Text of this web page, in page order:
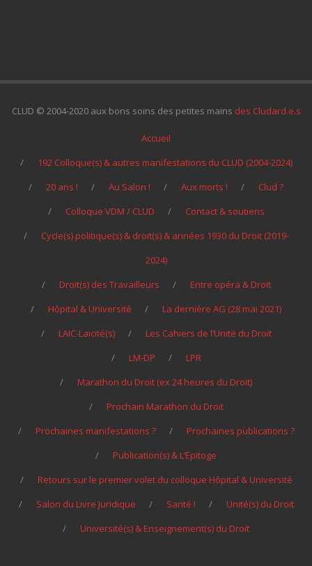
CLUD © 2004-2020 aux bons soins des petites mains des Cludard.e.s
Accueil
192 Colloque(s) & autres manifestations du CLUD (2004-2024)
20 ans !
Au Salon ! Aux morts !
Clud ?
Colloque VDM / CLUD
Contact & soutiens
Cycle(s) politique(s) & droit(s) & années 1930 du Droit (2019-
2024)
Droit(s) des Travailleurs
Entre opéra & Droit
Hôpital & Université
La dernière AG (28 mai 2021)
LAIC-Laïcité(s)
Les Cahiers de l’Unité du Droit
LM-DP
LPR
Marathon du Droit (ex 24 heures du Droit)
Prochain Marathon du Droit
Prochaines manifestations ?
Prochaines publications ?
Publication(s) & L’Epitoge
Retours sur le premier volet du colloque Hôpital & Université
Salon du Livre Juridique
Santé !
Unité(s) du Droit
Université(s) & Enseignement(s) du Droit